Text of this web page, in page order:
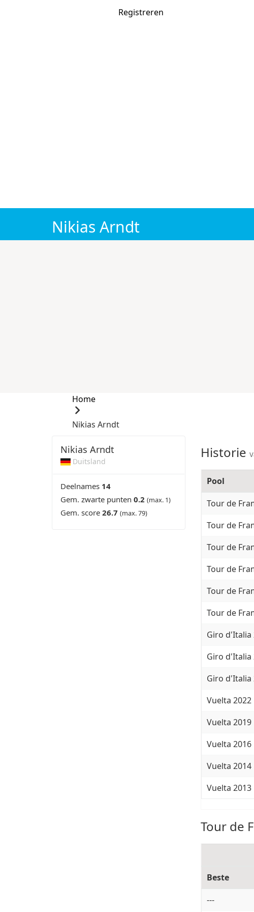
Registreren
Nikias Arndt
Home
Nikias Arndt
Nikias Arndt
Duitsland
Deelnames 14
Gem. zwarte punten 0.2 (max. 1)
Gem. score 26.7 (max. 79)
Historie
Pool
Tour de
Tour de
Tour de
Tour de
Tour de
Tour de
Giro d'Italia
Giro d'Italia
Giro d'Italia
Vuelta 2022
Vuelta 2019
Vuelta 2016
Vuelta 2014
Vuelta 2013
Tour de
Beste
---